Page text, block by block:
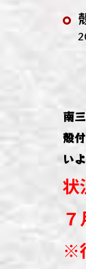
南
殻
い
状
※